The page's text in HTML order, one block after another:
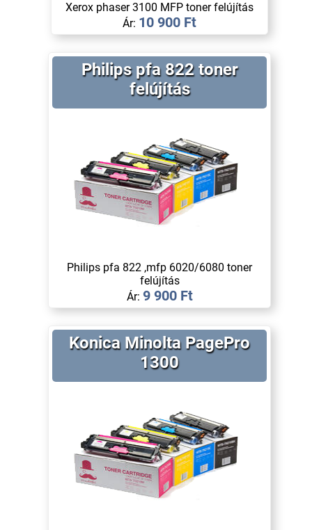
Xerox phaser 3100 MFP toner felújítás
Ár: 10 900 Ft
Philips pfa 822 toner
felújítás
Philips pfa 822 ,mfp 6020/6080 toner
felújítás
Ár: 9 900 Ft
Konica Minolta PagePro
1300